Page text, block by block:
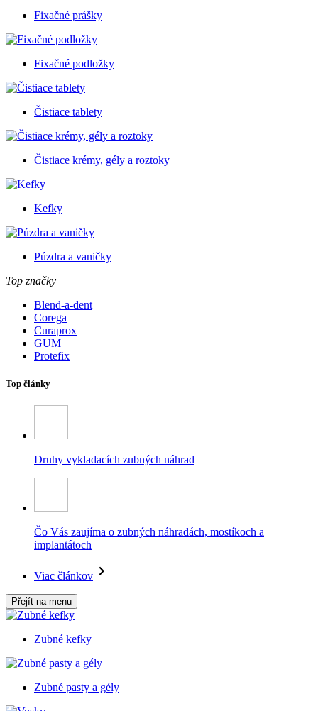
Fixačné prášky
Fixačné podložky
Čistiace tablety
Čistiace krémy, gély a roztoky
Kefky
Púzdra a vaničky
Top značky
Blend-a-dent
Corega
Curaprox
GUM
Protefix
Top články
Druhy vykladacích zubných náhrad
Čo Vás zaujíma o zubných náhradách, mostíkoch a
implantátoch
Viac článkov
Přejít na menu
Zubné kefky
Zubné pasty a gély